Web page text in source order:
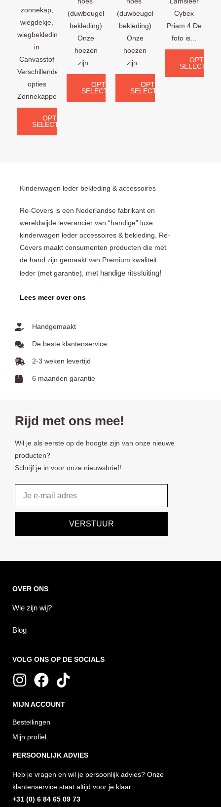
zonnekap,
wiegdekje,
wiegbekleding
in
Canvasstof
Verschillende
opties
Zonnekappen:...
OPTIES
SELECTEREN
(duwbeugel
bekleding)
Onze
hoezen
zijn...
OPTIES
SELECTEREN
(duwbeugel
bekleding)
Onze
hoezen
zijn...
OPTIES
SELECTEREN
Cybex
Priam 4 De
foto is...
OPTIES
Kinderwagen leder bekleding & accessoires
Re-Covers is een Nederlandse fabrikant en
wereldwijde leverancier van “handige” luxe
kinderwagen leder accessoires & bekleding. Re-
Covers maakt consumenten producten die met
de hand zijn gemaakt van Premium kwaliteit
leder (met garantie), met handige ritssluiting!
Lees meer over ons
Handgemaakt
De beste klantenservice
2-3 weken levertijd
6 maanden garantie
Rijd met ons mee!
Wil je als eerste op de hoogte zijn van onze nieuwe
producten?
Schrijf je in voor onze nieuwsbrief!
VERSTUUR
OVER ONS
Wie zijn wij?
Blog
VOLG ONS OP DE SOCIALS
I
s
t
a
g
r
a
m
F
c
e
b
o
k
T
k
k
MIJN ACCOUNT
Bestellingen
Mijn profiel
PERSOONLIJK ADVIES
Heb je vragen en wil je persoonlijk advies? Onze
klantenservice staat altijd voor je klaar:
+31 (0) 6 84 65 09 73